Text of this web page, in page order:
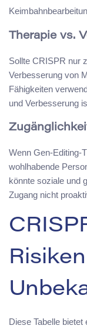
Therapie vs.
Sollte CRISPR nur
Verbesserung von
Fähigkeiten
und Verbesserung
Wenn Gen-Editing-
wohlhabende
könnte soziale und
Zugang nicht
Diese Tabelle